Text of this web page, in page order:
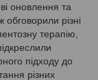
оновлення та
різні
терапію,
підходу до
різних